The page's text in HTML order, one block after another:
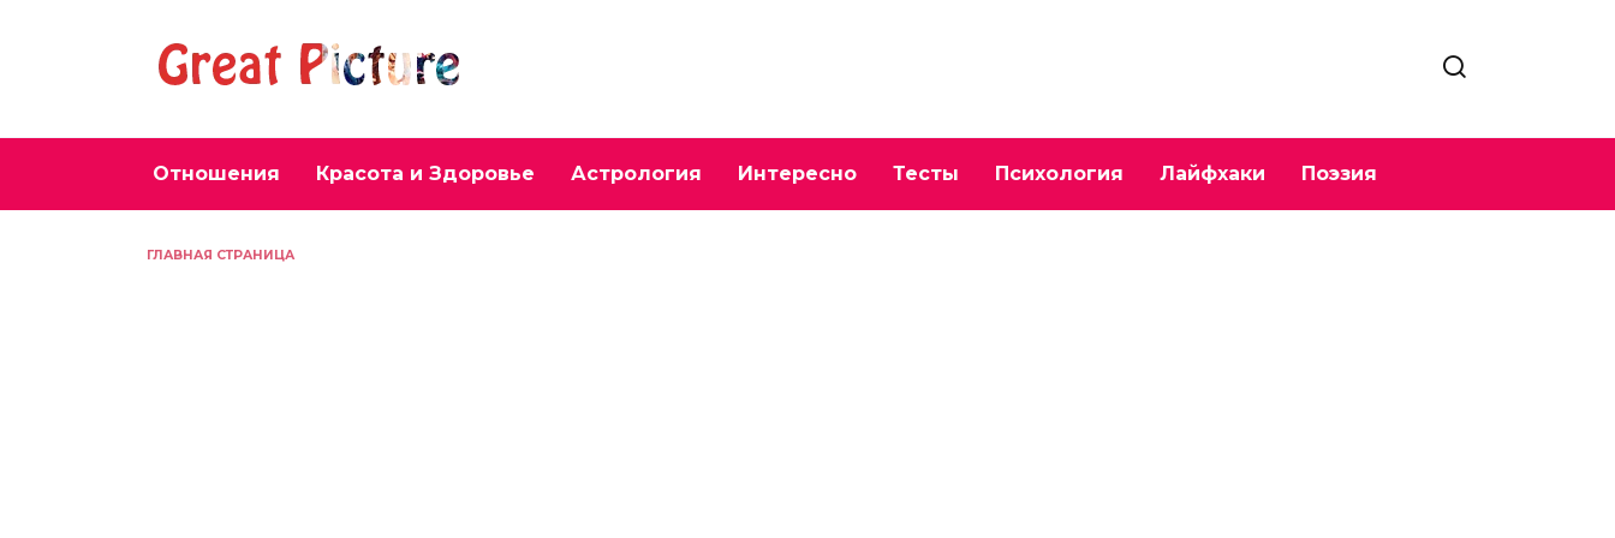
Отношения Красота и Здоровье Астрология Интересно Тесты Психология Лайфхаки Поэзия
ГЛАВНАЯ СТРАНИЦА